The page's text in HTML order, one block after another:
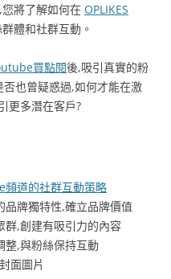
將了解如何在 OPLIKES
體和社群互動。
買點閱後,吸引真實的粉
也曾疑惑過,如何才能在激
更多潛在客戶?
道的社群互動策略
牌獨特性,確立品牌價值
,創建有吸引力的內容
,與粉絲保持互動
面圖片